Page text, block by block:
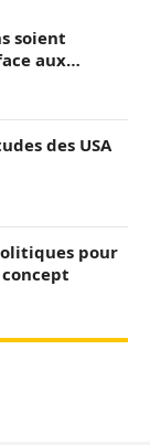
soient
aux
des USA
pour